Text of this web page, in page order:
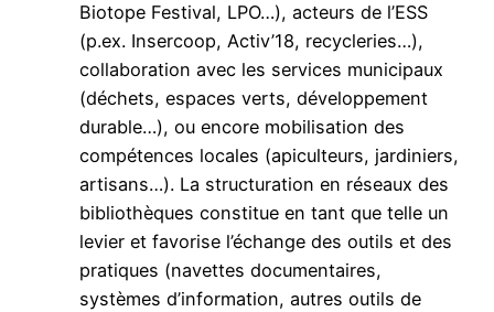
Biotope Festival, LPO…), acteurs de l’ESS
(p.ex. Insercoop, Activ’18, recycleries…),
collaboration avec les services municipaux
(déchets, espaces verts, développement
durable…), ou encore mobilisation des
compétences locales (apiculteurs, jardiniers,
artisans…). La structuration en réseaux des
bibliothèques constitue en tant que telle un
levier et favorise l’échange des outils et des
pratiques (navettes documentaires,
systèmes d’information, autres outils de